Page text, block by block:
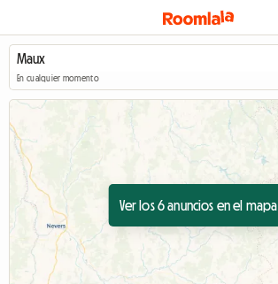
En cualquier momento
Ver los 6 anuncios en el mapa